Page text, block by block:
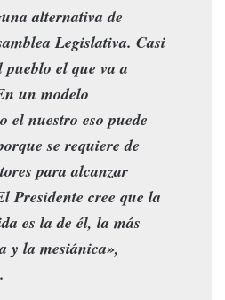
alternativa de
Legislativa. Casi
pueblo el que va a
un modelo
el nuestro eso puede
se requiere de
para alcanzar
Presidente cree que la
es la de él, la más
y la mesiánica»,